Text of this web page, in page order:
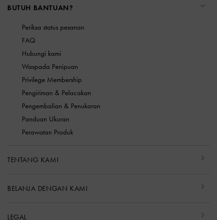
BUTUH BANTUAN?
Periksa status pesanan
FAQ
Hubungi kami
Waspada Penipuan
Privilege Membership
Pengiriman & Pelacakan
Pengembalian & Penukaran
Panduan Ukuran
Perawatan Produk
TENTANG KAMI
BELANJA DENGAN KAMI
LEGAL